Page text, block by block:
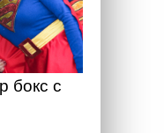
бокс с